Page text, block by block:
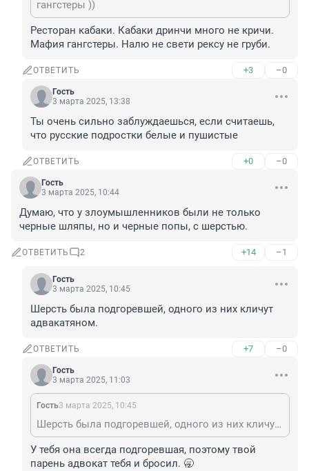
гангстеры ))
Ресторан кабаки. Кабаки дринчи много не кричи.
Мафия гангстеры. Налю не свети рексу не груби.
ОТВЕТИТЬ +3 –0
Гость
3 марта 2025, 13:38
Ты очень сильно заблуждаешься, если считаешь,
что русские подростки белые и пушистые
ОТВЕТИТЬ +0 –0
Гость
3 марта 2025, 10:44
Думаю, что у злоумышленников были не только
черные шляпы, но и черные попы, с шерстью.
ОТВЕТИТЬ 2 +14 –1
Гость
3 марта 2025, 10:45
Шерсть была подгоревшей, одного из них кличут
адвакатяном.
ОТВЕТИТЬ +7 –0
Гость
3 марта 2025, 11:03
Гость3 марта 2025, 10:45
Шерсть была подгоревшей, одного из них кличут адвакатяном.
У тебя она всегда подгоревшая, поэтому твой
парень адвокат тебя и бросил. 🥱